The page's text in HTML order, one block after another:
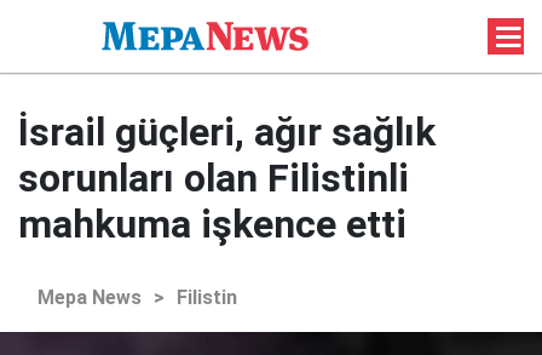
İsrail güçleri, ağır sağlık
sorunları olan Filistinli
mahkuma işkence etti
Mepa News > Filistin